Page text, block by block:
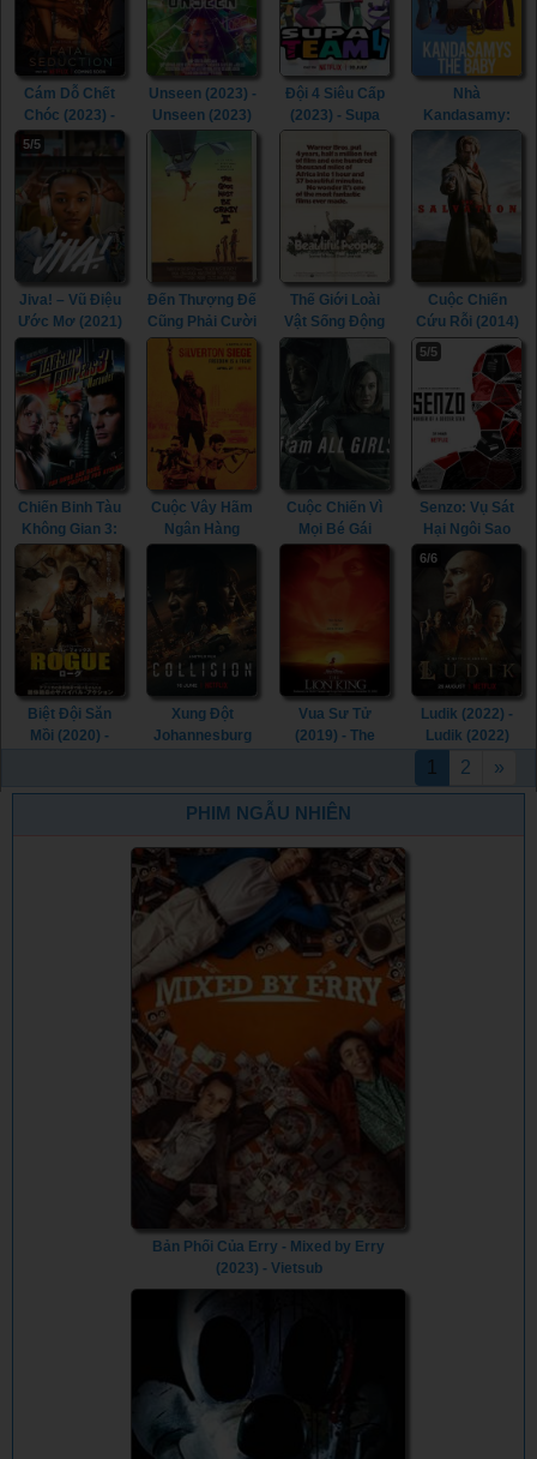
(2022)
Cám Dỗ Chết
Chóc (2023) -
Fatal Seduction
(2023)
Unseen (2023) -
Unseen (2023)
Đội 4 Siêu Cấp
(2023) - Supa
Team 4 (2023)
Nhà
Kandasamy:
Đứa Bé Chào
Đời (2023) -
Kandasamys:
The Baby
(2023)
5/5
Jiva! – Vũ Điệu
Ước Mơ (2021)
- Jiva! (2021)
Đến Thượng Đế
Cũng Phải Cười
2 (1989) - The
Gods Must Be
Crazy 2 (1989)
Thế Giới Loài
Vật Sống Động
(1974) -
Animals Are
People (1974)
Cuộc Chiến
Cứu Rỗi (2014)
- The Salvation
(2014)
Chiến Binh Tàu
Không Gian 3:
Hành Tinh
Marauder
(2008) -
Starship
Troopers 3:
Marauder
(2008)
Cuộc Vây Hãm
Ngân Hàng
Silverton (2022)
Siege (2022)
Cuộc Chiến Vì
Mọi Bé Gái
(2021) - I Am All
5/5
Senzo: Vụ Sát
Hại Ngôi Sao
Bóng Đá (2022)
- Senzo: Murder
Of A Soccer
Star (2022)
Biệt Đội Săn
Mồi (2020) -
Xung Đột
Johannesburg
Vua Sư Tử
(2019) - The
6/6
Ludik (2022) -
Ludik (2022)
1 2 »
PHIM NGẪU NHIÊN
Bản Phối Của Erry - Mixed by Erry
(2023) - Vietsub